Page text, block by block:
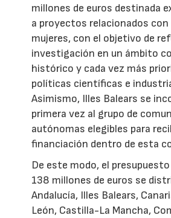
millones de euros destinada
a proyectos relacionados con
mujeres, con el objetivo de
investigación en un ámbito
histórico y cada vez más
políticas científicas e
Asimismo, Illes Balears se
primera vez al grupo de
autónomas elegibles para
financiación dentro de esta
De este modo, el
138 millones de euros se
Andalucía, Illes Balears,
León, Castilla-La Mancha,